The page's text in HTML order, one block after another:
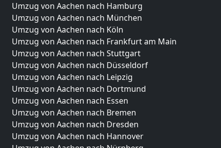
Umzug von Aachen nach Hamburg
Umzug von Aachen nach München
Umzug von Aachen nach Köln
Umzug von Aachen nach Frankfurt am Main
Umzug von Aachen nach Stuttgart
Umzug von Aachen nach Düsseldorf
Umzug von Aachen nach Leipzig
Umzug von Aachen nach Dortmund
Umzug von Aachen nach Essen
Umzug von Aachen nach Bremen
Umzug von Aachen nach Dresden
Umzug von Aachen nach Hannover